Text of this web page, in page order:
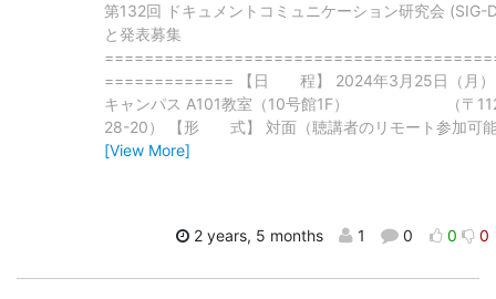
第132回 ドキュメントコミュニケーション研究会 (SIG-
と発表募集
============= 【日 程】 2024年3月25日（月
キャンパス A101教室（10号館1F） （〒112-
28-20） 【形 式】 対面（聴講者のリモート参加可
[View More]
2 years, 5 months 1 0 0 0